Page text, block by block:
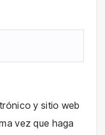
y sitio web
vez que haga